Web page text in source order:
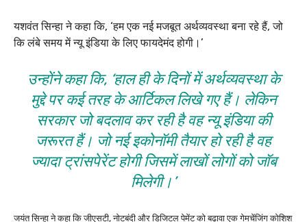
यशवंत सिन्हा ने कहा कि, ‘हम एक नई मजबूत अर्थव्यवस्था बना रहे हैं, जो
कि लंबे समय में न्यू इंडिया के लिए फायदेमंद होगी।’
उन्होंने कहा कि, ‘हाल ही के दिनों में अर्थव्यवस्था के
मुद्दे पर कई तरह के आर्टिकल लिखे गए हैं। लेकिन
सरकार जो बदलाव कर रही है वह न्यू इंडिया की
जरूरत हैं। जो नई इकोनॉमी तैयार हो रही है वह
ज्यादा ट्रांसपेरेंट होगी जिसमें लाखों लोगों को जॉब
मिलेगी।’
जयंत सिन्हा ने कहा कि जीएसटी, नोटबंदी और डिजिटल पेमेंट को बढ़ावा एक गेमचेंजिंग कोशिश